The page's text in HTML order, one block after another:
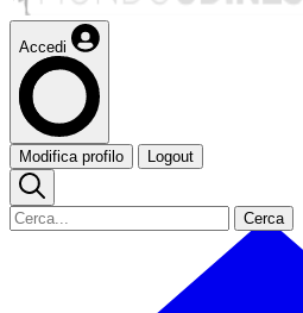
Accedi
Modifica profilo Logout
Cerca